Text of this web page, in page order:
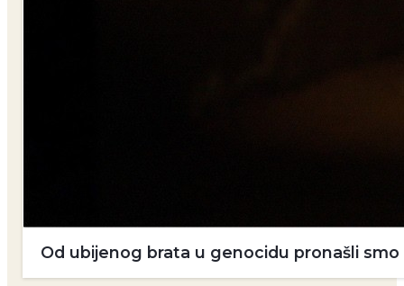
Od ubijenog brata u genocidu pronašli